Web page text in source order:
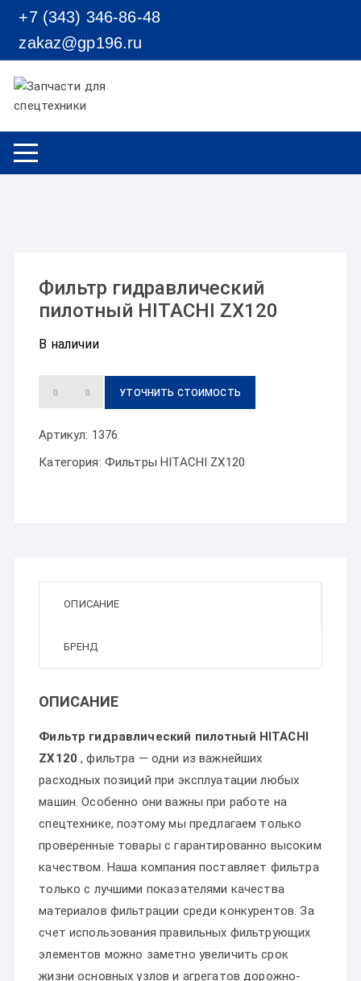
Перейти к содержимому
+7 (343) 346-86-48
zakaz@gp196.ru
Фильтр гидравлический
пилотный HITACHI ZX120
В наличии
УТОЧНИТЬ СТОИМОСТЬ
Артикул: 1376
Категория: Фильтры HITACHI ZX120
ОПИСАНИЕ
БРЕНД
ОПИСАНИЕ
Фильтр гидравлический пилотный HITACHI
ZX120 , фильтра — одни из важнейших
расходных позиций при эксплуатации любых
машин. Особенно они важны при работе на
спецтехнике, поэтому мы предлагаем только
проверенные товары с гарантированно высоким
качеством. Наша компания поставляет фильтра
только с лучшими показателями качества
материалов фильтрации среди конкурентов. За
счет использования правильных фильтрующих
элементов можно заметно увеличить срок
жизни основных узлов и агрегатов дорожно-